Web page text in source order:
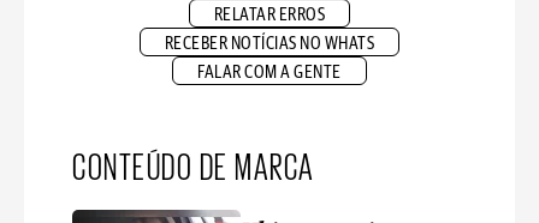
RELATAR ERROS
RECEBER NOTÍCIAS NO WHATS
FALAR COM A GENTE
CONTEÚDO DE MARCA